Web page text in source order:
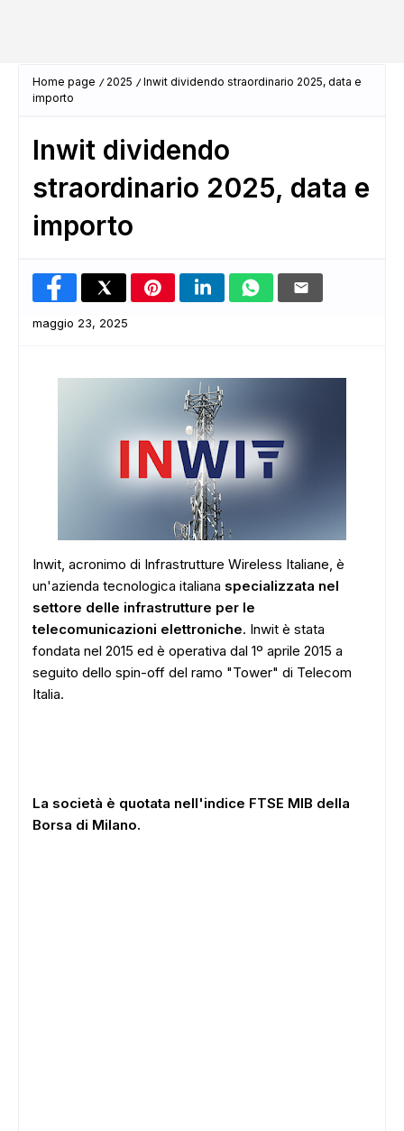
Home page 2025
Inwit dividendo straordinario 2025, data e
importo
Inwit dividendo
straordinario 2025, data e
importo
maggio 23, 2025
Inwit, acronimo di Infrastrutture Wireless Italiane, è
un'azienda tecnologica italiana specializzata nel
settore delle infrastrutture per le
telecomunicazioni elettroniche. Inwit è stata
fondata nel 2015 ed è operativa dal 1º aprile 2015 a
seguito dello spin-off del ramo "Tower" di Telecom
Italia.
La società è quotata nell'indice FTSE MIB della
Borsa di Milano.